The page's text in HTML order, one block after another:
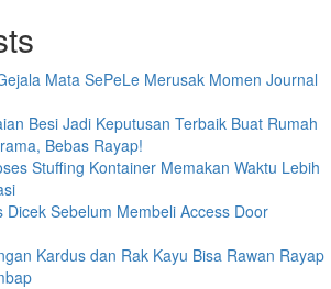
Mata SePeLe Merusak Momen Journal
Besi Jadi Keputusan Terbaik Buat Rumah
Bebas Rayap!
Stuffing Kontainer Memakan Waktu Lebih
Dicek Sebelum Membeli Access Door
Kardus dan Rak Kayu Bisa Rawan Rayap